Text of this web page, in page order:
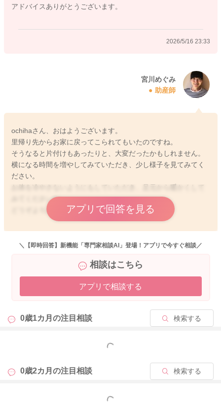
2026/5/16 20:34
アドバイスありがとうございます。
2026/5/16 23:33
宮川めぐみ
助産師
ochihaさん、おはようございます。
里帰り先からお家に戻ってこられてもいたのですね。
そうなると片付けもあったりと、大変だったかもしれません。
横になる時間を増やしてみていただき、少し様子を見てみてく
ださい。
お体を冷やさないようにもしていただき、足元から暖かくして
みてくださいね。
どうぞよろしくお願いします。アプリで回答を見る
＼【即時回答】新機能「専門家相談AI」登場！アプリで今すぐ相談／
相談はこちら
アプリで相談する
0歳1カ月の注目相談 検索する
もっと見る
0歳2カ月の注目相談 検索する
もっと見る